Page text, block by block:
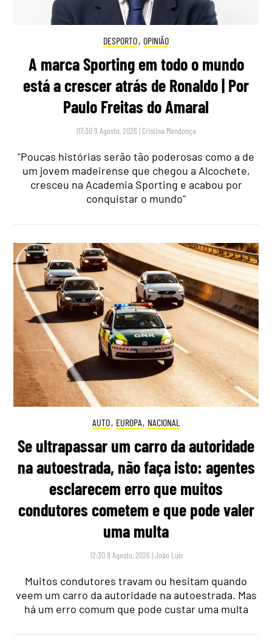
DESPORTO, OPINIÃO
A marca Sporting em todo o mundo
está a crescer atrás de Ronaldo | Por
Paulo Freitas do Amaral
07:30 9 Agosto, 2026 | Cristina Mendonça
"Poucas histórias serão tão poderosas como a de
um jovem madeirense que chegou a Alcochete,
cresceu na Academia Sporting e acabou por
conquistar o mundo"
AUTO, EUROPA, NACIONAL
Se ultrapassar um carro da autoridade
na autoestrada, não faça isto: agentes
esclarecem erro que muitos
condutores cometem e que pode valer
uma multa
12:30 8 Agosto, 2026 |João Luís
Muitos condutores travam ou hesitam quando
veem um carro da autoridade na autoestrada. Mas
há um erro comum que pode custar uma multa